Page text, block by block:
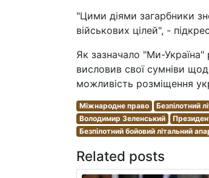
"Цими діями загарбники
військових цілей", -
Як зазначало "Ми-
висловив свої сумніви
можливість розміщення
Міжнародне право Безпілотний
Володимир Зеленський
Безпілотний бойовий літальний
Related posts